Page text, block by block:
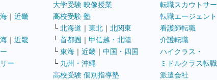
｜ 近畿
｜ 近畿
ー
大学受験 映像授業
高校受験 塾
└ 北海道 ｜ 東北 ｜ 北関東
└ 首都圏 ｜ 甲信越・北陸
└ 東海 ｜ 近畿 ｜ 中国・四国
└ 九州・沖縄
高校受験 個別指導塾
転職スカウトサ
転職エージェント
看護師転職
介護転職
ハイクラス・
ミドルクラス転職
派遣会社